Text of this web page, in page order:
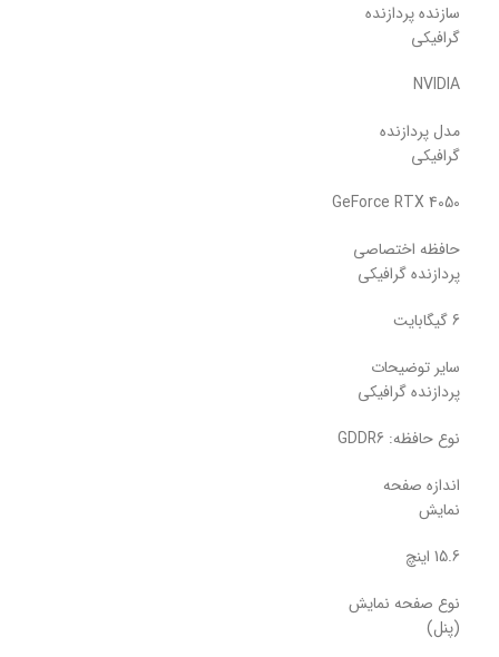
سازنده پردازنده
گرافیکی
NVIDIA
مدل پردازنده
گرافیکی
GeForce RTX 4050
حافظه اختصاصی
پردازنده گرافیکی
6 گیگابایت
سایر توضیحات
پردازنده گرافیکی
نوع حافظه: GDDR6
اندازه صفحه
نمایش
15.6 اینچ
نوع صفحه نمایش
(پنل)